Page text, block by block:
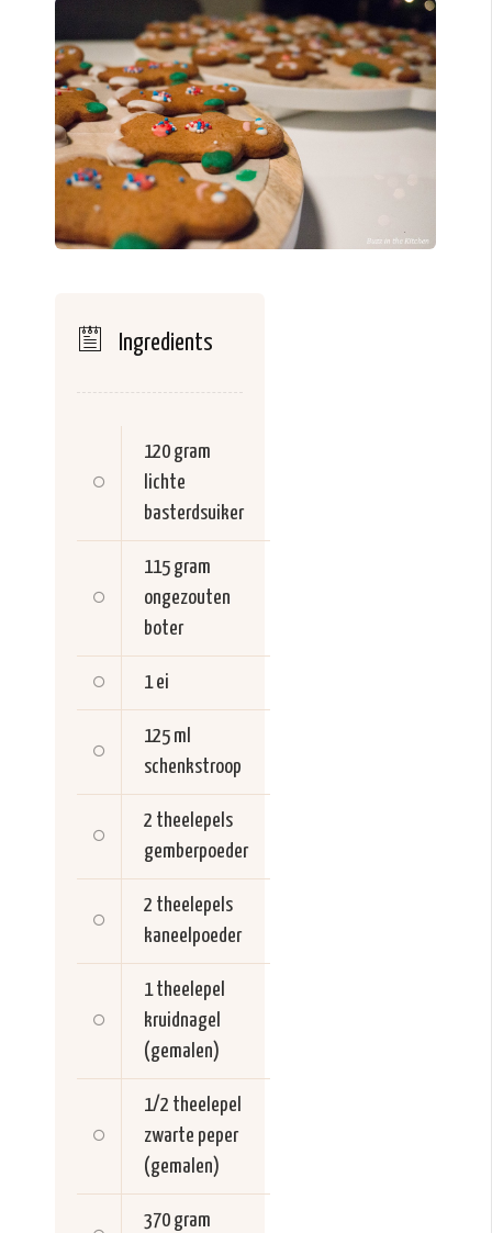
Ingredients
120 gram
lichte
basterdsuiker
115 gram
ongezouten
boter
1 ei
125 ml
schenkstroop
2 theelepels
gemberpoeder
2 theelepels
kaneelpoeder
1 theelepel
kruidnagel
(gemalen)
1/2 theelepel
zwarte peper
(gemalen)
370 gram